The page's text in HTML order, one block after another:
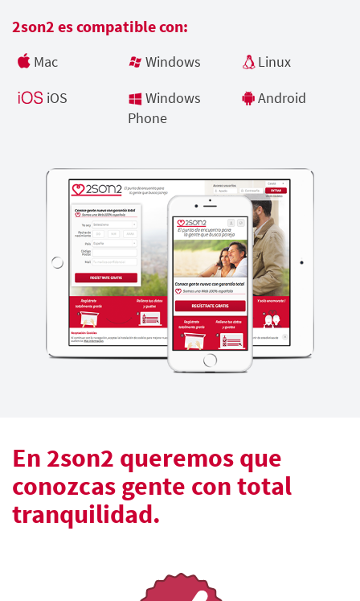
2son2 es compatible con:
Mac Windows
Linux
iOS
Windows
Phone
Android
En 2son2 queremos que
conozcas gente con total
tranquilidad.